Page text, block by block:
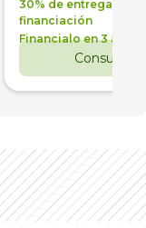
30% de entrega +
financiación
Financialo en 3 años
Consultar